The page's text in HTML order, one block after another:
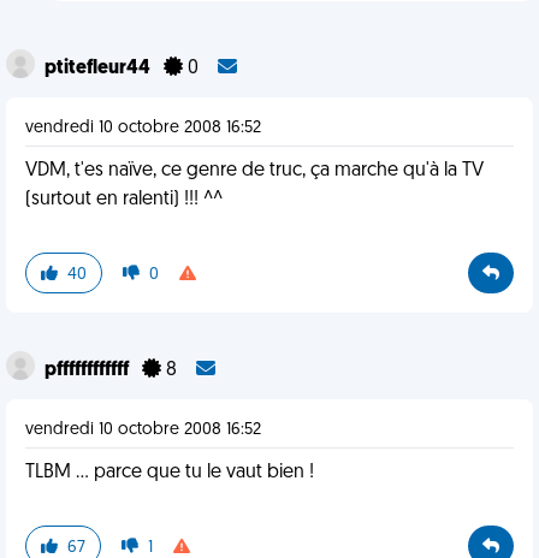
ptitefleur44 0
vendredi 10 octobre 2008 16:52
VDM, t'es naïve, ce genre de truc, ça marche qu'à la TV
(surtout en ralenti) !!! ^^
40 0
pffffffffffff 8
vendredi 10 octobre 2008 16:52
TLBM ... parce que tu le vaut bien !
67 1